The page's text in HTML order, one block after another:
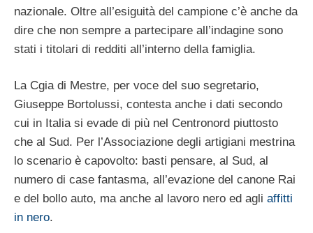
nazionale. Oltre all’esiguità del campione c’è anche da
dire che non sempre a partecipare all’indagine sono
stati i titolari di redditi all’interno della famiglia.
La Cgia di Mestre, per voce del suo segretario,
Giuseppe Bortolussi, contesta anche i dati secondo
cui in Italia si evade di più nel Centronord piuttosto
che al Sud. Per l’Associazione degli artigiani mestrina
lo scenario è capovolto: basti pensare, al Sud, al
numero di case fantasma, all’evazione del canone Rai
e del bollo auto, ma anche al lavoro nero ed agli affitti
in nero.